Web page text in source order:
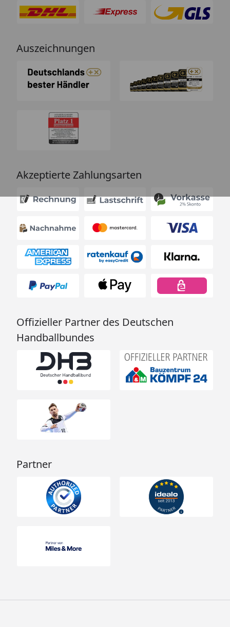
Auszeichnungen
Akzeptierte Zahlungsarten
Offizieller Partner des Deutschen
Handballbundes
Partner